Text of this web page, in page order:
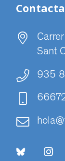
Contacta
Sant
935